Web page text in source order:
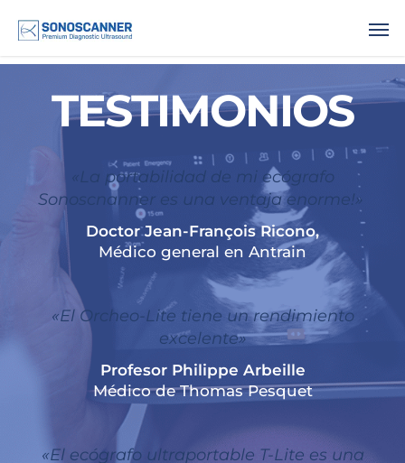
TESTIMONIOS
«La portabilidad de mi ecógrafo
Sonoscnanner es una ventaja enorme!»
Doctor Jean-François Ricono,
Médico general en Antrain
«El Orcheo-Lite tiene un rendimiento
excelente»
Profesor Philippe Arbeille
Médico de Thomas Pesquet
«El ecógrafo ultraportable T-Lite es una